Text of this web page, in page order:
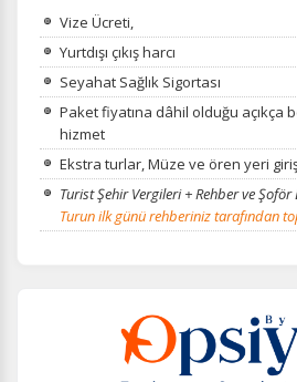
Vize Ücreti,
Yurtdışı çıkış harcı
Seyahat Sağlık Sigortası
Paket fiyatına dâhil olduğu açıkça
hizmet
Ekstra turlar, Müze ve ören yeri
Turist Şehir Vergileri + Rehber ve
Turun ilk günü rehberiniz tarafından